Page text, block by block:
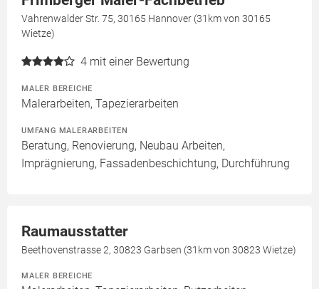
Vahrenwalder Str. 75, 30165 Hannover (31km von 30165
Wietze)
4 mit einer Bewertung
MALER BEREICHE
Malerarbeiten, Tapezierarbeiten
UMFANG MALERARBEITEN
Beratung, Renovierung, Neubau Arbeiten,
Imprägnierung, Fassadenbeschichtung, Durchführung
Raumausstatter
Beethovenstrasse 2, 30823 Garbsen (31km von 30823 Wietze)
MALER BEREICHE